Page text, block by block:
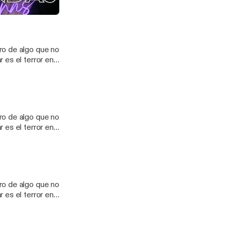
crudos y
de algo que no
es el terror en
crudos y
de algo que no
es el terror en
crudos y
de algo que no
es el terror en
crudos y